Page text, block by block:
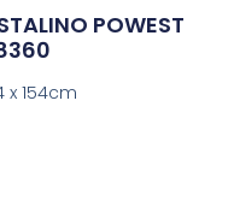
POWEST
x 154cm